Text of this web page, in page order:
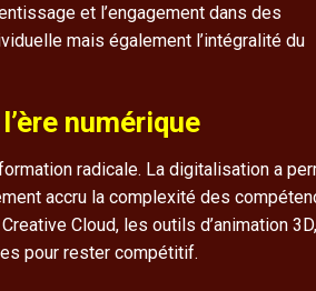
et l’engagement dans des
mais également l’intégralité du
numérique
radicale. La digitalisation a
accru la complexité des
Cloud, les outils d’animation
pour rester compétitif.